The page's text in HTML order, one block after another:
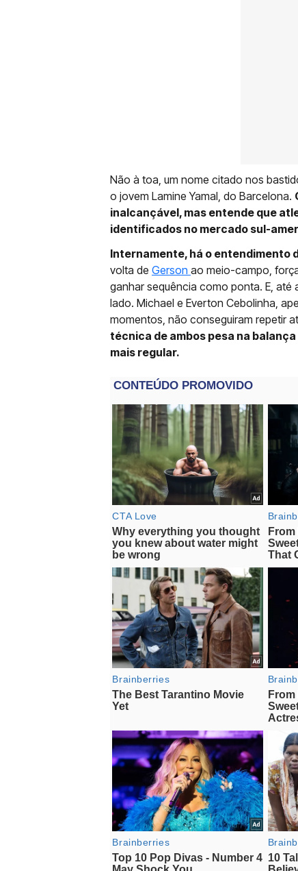
Não à toa, um nome citado nos
o jovem Lamine Yamal, do Barcelona.
inalcançável, mas entende que
identificados no mercado sul-
Internamente, há o entendimento
volta de Gerson ao meio-campo,
ganhar sequência como ponta. E,
lado. Michael e Everton Cebolinha,
momentos, não conseguiram repetir
técnica de ambos pesa na
mais regular.